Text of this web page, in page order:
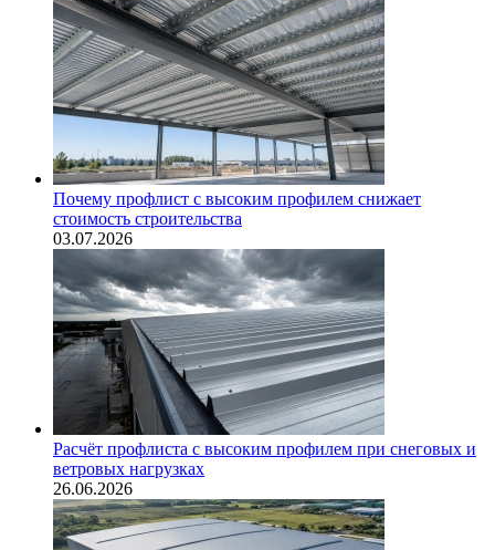
Почему профлист с высоким профилем снижает
стоимость строительства
03.07.2026
Расчёт профлиста с высоким профилем при снеговых и
ветровых нагрузках
26.06.2026